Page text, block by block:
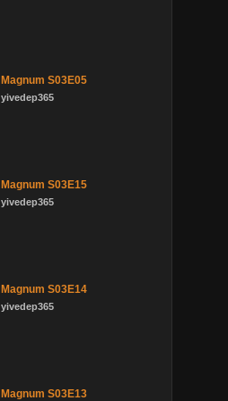
Magnum S03E05
yivedep365
Magnum S03E15
yivedep365
Magnum S03E14
yivedep365
Magnum S03E13